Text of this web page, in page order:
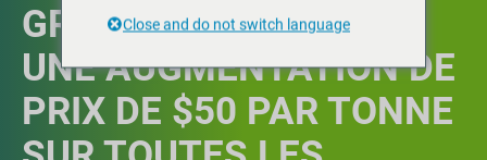
GREIF, INC. ANNONCE
UNE AUGMENTATION DE
PRIX DE $50 PAR TONNE
Close and do not switch language